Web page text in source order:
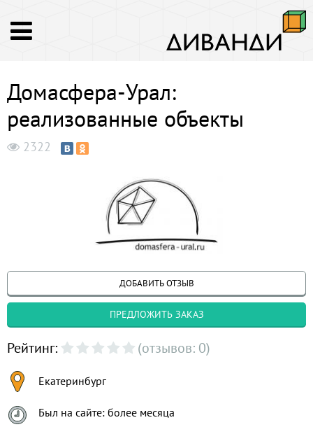
Домасфера-Урал:
реализованные объекты
2322
ДОБАВИТЬ ОТЗЫВ
ПРЕДЛОЖИТЬ ЗАКАЗ
Рейтинг: (отзывов: 0)
Екатеринбург
Был на сайте: более месяца